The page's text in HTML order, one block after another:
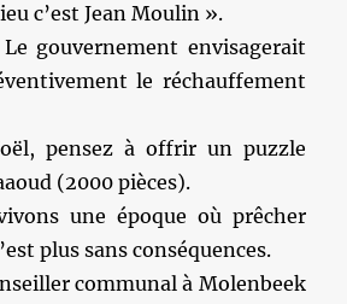
c’est Jean Moulin ».
gouvernement envisagerait
le réchauffement
pensez à offrir un puzzle
(2000 pièces).
une époque où prêcher
plus sans conséquences.
communal à Molenbeek